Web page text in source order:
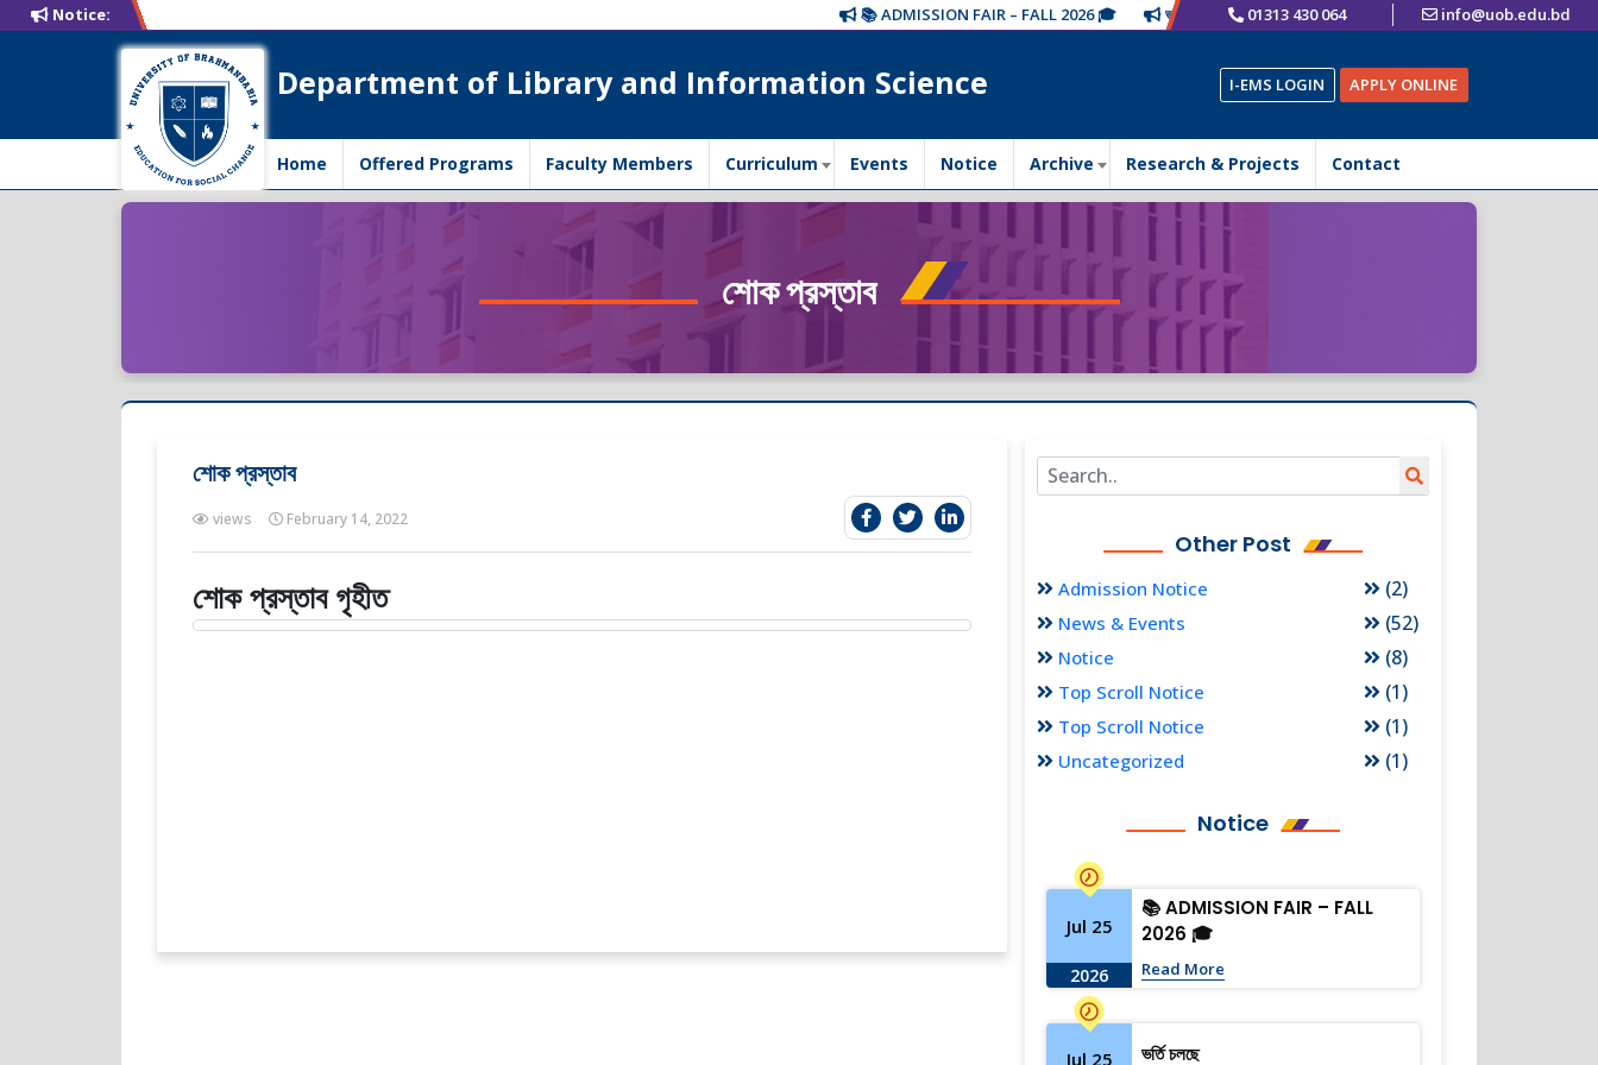
Notice: 📚 ADMISSION FAIR – FALL 2026 🎓 ভর্তি চলছে 01313 430 064 info@uob.edu.bd
Department of Library and Information Science I-EMS LOGIN APPLY ONLINE
Home Offered Programs Faculty Members Curriculum Events Notice Archive Research & Projects Contact
শোক প্রস্তাব
শোক প্রস্তাব
views February 14, 2022
শোক প্রস্তাব গৃহীত
Other Post
Admission Notice (2)
News & Events (52)
Notice (8)
Top Scroll Notice (1)
Top Scroll Notice (1)
Uncategorized (1)
Notice
Jul 25
2026
📚 ADMISSION FAIR – FALL
2026 🎓
Read More
Jul 25 ভর্তি চলছে